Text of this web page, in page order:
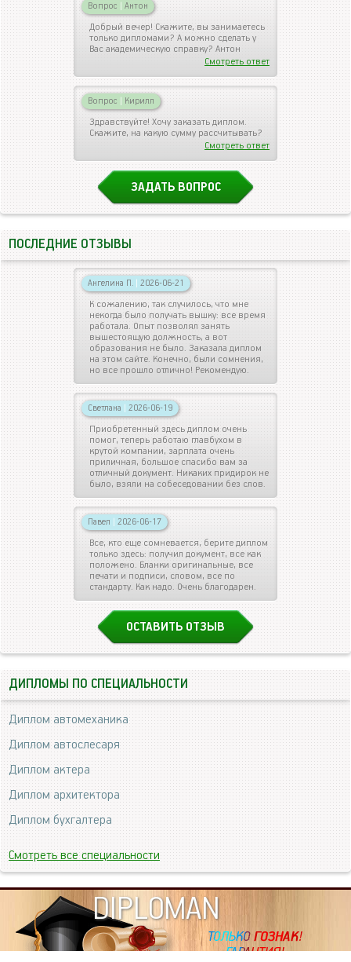
Вопрос | Антон
Добрый вечер! Скажите, вы занимаетесь
только дипломами? А можно сделать у
Вас академическую справку? Антон
Смотреть ответ
Вопрос | Кирилл
Здравствуйте! Хочу заказать диплом.
Скажите, на какую сумму рассчитывать?
Смотреть ответ
ЗАДАТЬ ВОПРОС
ПОСЛЕДНИЕ ОТЗЫВЫ
Ангелина П. | 2026-06-21
К сожалению, так случилось, что мне
некогда было получать вышку: все время
работала. Опыт позволял занять
вышестоящую должность, а вот
образования не было. Заказала диплом
на этом сайте. Конечно, были сомнения,
но все прошло отлично! Рекомендую.
Светлана | 2026-06-19
Приобретенный здесь диплом очень
помог, теперь работаю главбухом в
крутой компании, зарплата очень
приличная, большое спасибо вам за
отличный документ. Никаких придирок не
было, взяли на собеседовании без слов.
Павел | 2026-06-17
Все, кто еще сомневается, берите диплом
только здесь: получил документ, все как
положено. Бланки оригинальные, все
печати и подписи, словом, все по
стандарту. Как надо. Очень благодарен.
ОСТАВИТЬ ОТЗЫВ
ДИПЛОМЫ ПО СПЕЦИАЛЬНОСТИ
Диплом автомеханика
Диплом автослесаря
Диплом актера
Диплом архитектора
Диплом бухгалтера
Смотреть все специальности
DIPLOMAN